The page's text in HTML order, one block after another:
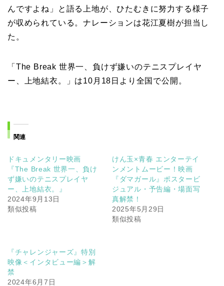
んですよね」と語る上地が、ひたむきに努力する様子
が収められている。ナレーションは花江夏樹が担当し
た。
「The Break 世界一、負けず嫌いのテニスプレイヤ
ー、上地結衣。」は10月18日より全国で公開。
関連
ドキュメンタリー映画
『The Break 世界一、負け
ず嫌いのテニスプレイヤ
ー、上地結衣。』
2024年9月13日
類似投稿
けん玉×青春 エンターテイ
ンメントムービー！映画
『ダマガール』ポスタービ
ジュアル・予告編・場面写
真解禁！
2025年5月29日
類似投稿
『チャレンジャーズ』特別
映像＜インタビュー編＞解
禁
2024年6月7日